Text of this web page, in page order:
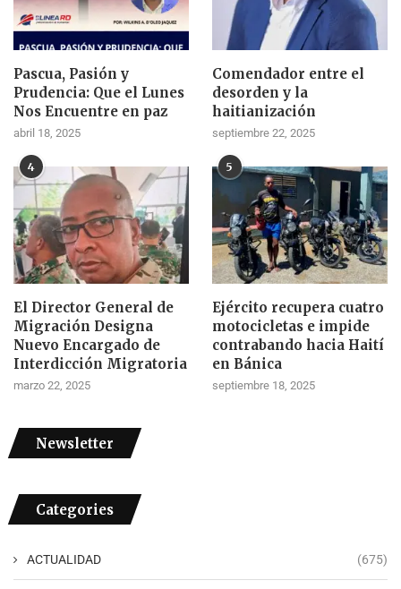
Pascua, Pasión y
Prudencia: Que el Lunes
Nos Encuentre en paz
abril 18, 2025
Comendador entre el
desorden y la
haitianización
septiembre 22, 2025
4
El Director General de
Migración Designa
Nuevo Encargado de
Interdicción Migratoria
marzo 22, 2025
5
Ejército recupera cuatro
motocicletas e impide
contrabando hacia Haití
en Bánica
septiembre 18, 2025
Newsletter
Categories
ACTUALIDAD (675)